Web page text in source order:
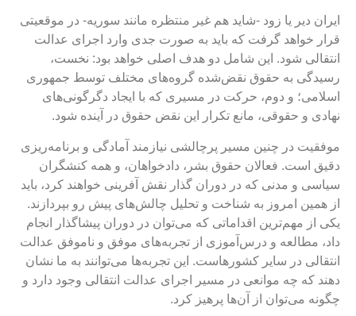
دیر یا زود -شاید هم غیر منتظره مانند سوریه- در موقعیتی
خواهد گرفت که باید به صورت جدی وارد اجرای عدالت
شود. این شامل دو هدف اصلی خواهد بود: نخست،
به حقوق نقض‌شده گروه‌های مختلف توسط جمهوری
و دوم، حرکت در مسیری که با ایجاد دگرگونی‌های
و حقوقی، مانع تکرار این نقض حقوق در آینده شود.
در چنین مسیر پرچالشی نیازمند آمادگی و برنامه‌ریزی
است. فعالان حقوق بشر، دادخواهان، و همه کنشگران
و مدنی که در دوران گذار نقش آفرینی خواهند کرد، باید
همین امروز به شناخت و تحلیل چالش‌های پیش رو بپردازند.
از مهم‌ترین اقداماتی که می‌توان در دوران پیشاگذار انجام
مطالعه و درس‌آموزی از تجربه‌های موفق و ناموفق عدالت
در سایر کشورهاست. این تجربه‌ها می‌توانند به ما نشان
که چه موانعی در مسیر اجرای عدالت انتقالی وجود دارد و
می‌توان از آن‌ها پرهیز کرد.